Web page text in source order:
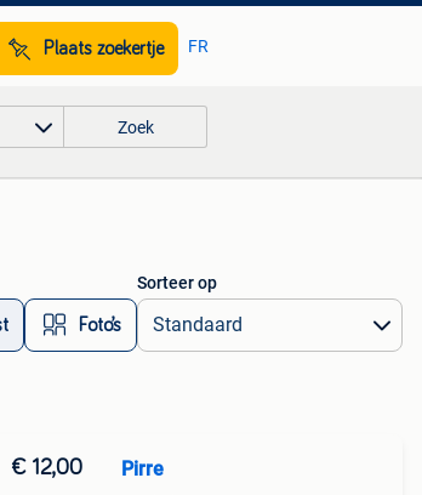
Plaats zoekertje FR
Zoek
Foto’s
Sorteer op
€ 12,00 Pirre